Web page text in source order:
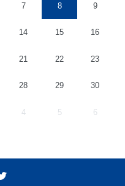
7 8 9
14 15 16
21 22 23
28 29 30
4 5 6